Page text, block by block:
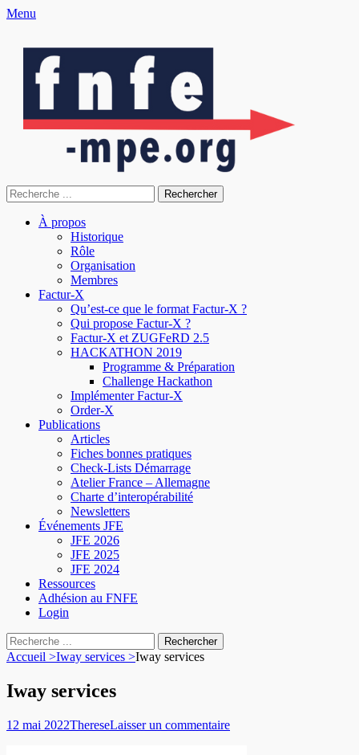
Menu
L'envol de la facture électronique
Rechercher :
Menu
principal
Aller
À propos
Historique
Rôle
Organisation
Membres
Factur-X
Qu’est-ce que le format Factur-X ?
Qui propose Factur-X ?
Factur-X et ZUGFeRD 2.5
HACKATHON 2019
Programme & Préparation
Challenge Hackathon
Implémenter Factur-X
Order-X
Publications
Articles
Fiches bonnes pratiques
Check-Lists Démarrage
Atelier France – Allemagne
Charte d’interopérabilité
Newsletters
Événements JFE
JFE 2026
JFE 2025
JFE 2024
Ressources
Adhésion au FNFE
Login
Rechercher :
Accueil >Iway services >Iway services
Iway services
Posted
12 mai 2022Author
ThereseLaisser un commentaire